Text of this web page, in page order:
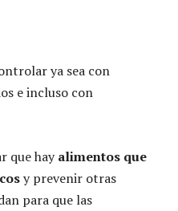
ya sea con
e incluso con
que hayalimentos que
y prevenir otras
para que las